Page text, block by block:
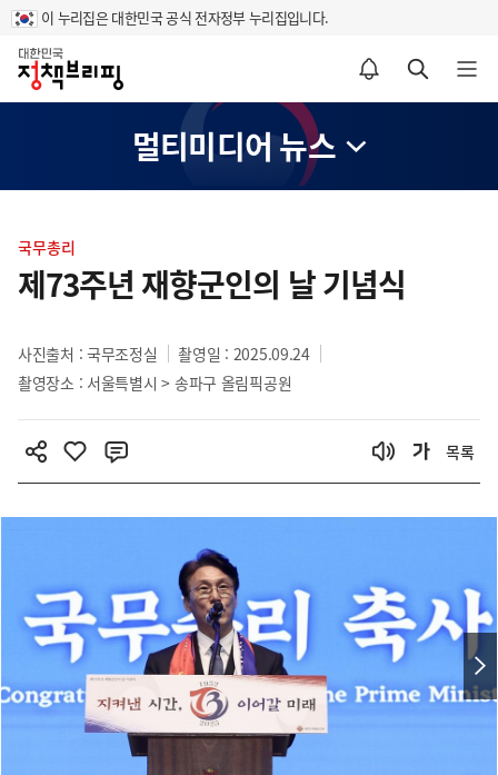
이 누리집은 대한민국 공식 전자정부 누리집입니다.
홈
알림설정 바로가기 검색 바로가기 메뉴 열기
멀티미디어 뉴스
텐
츠
영
역
국무총리
제73주년 재향군인의 날 기념식
사진출처 : 국무조정실
촬영일 : 2025.09.24
촬영장소 : 서울특별시 > 송파구 올림픽공원
목록